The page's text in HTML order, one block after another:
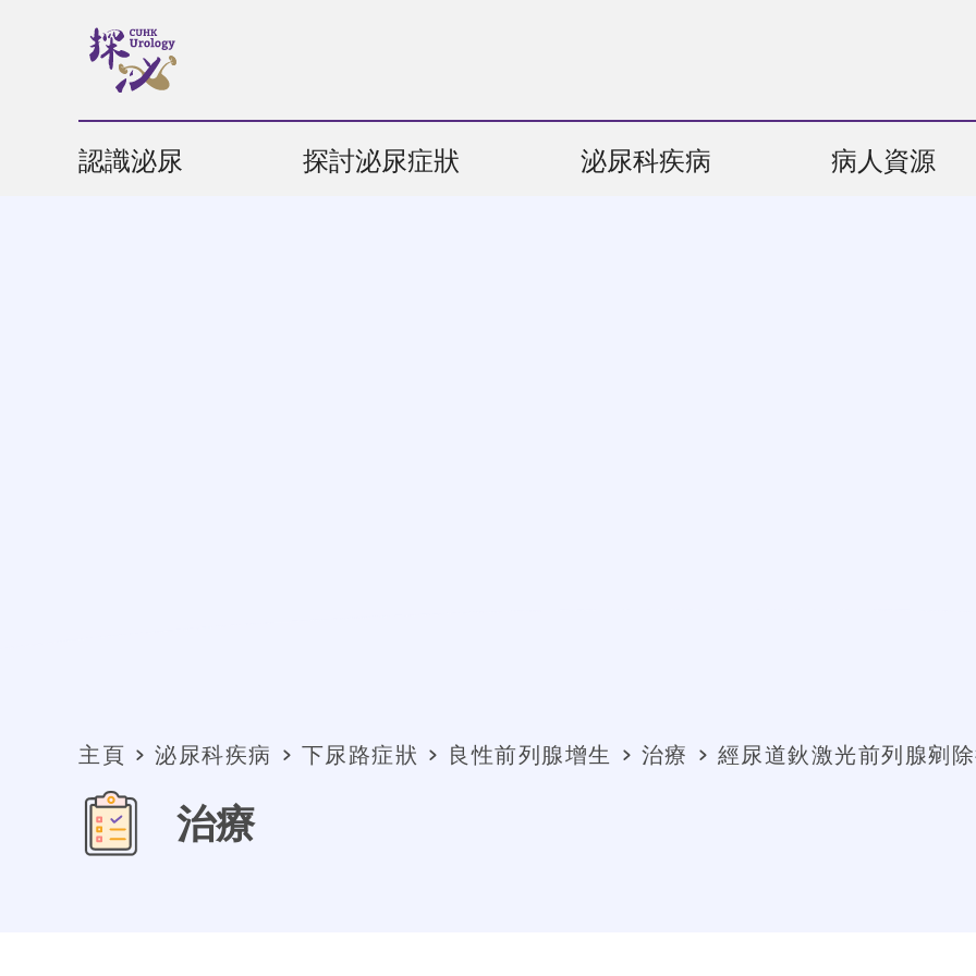
認識泌尿 探討泌尿症狀 泌尿科疾病 病人資源
主頁 泌尿科疾病 下尿路症狀 良性前列腺增生 治療 經尿道鈥激光前列腺剜
治療